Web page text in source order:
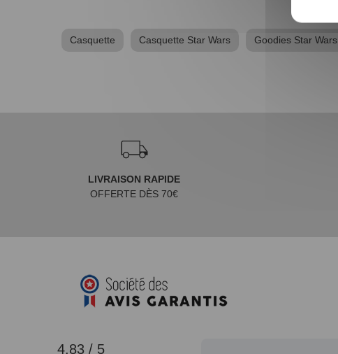
Casquette Casquette Star Wars Goodies Star Wars
LIVRAISON RAPIDE
OFFERTE DÈS 70€
4.83 / 5